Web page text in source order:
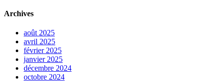
Archives
août 2025
avril 2025
février 2025
janvier 2025
décembre 2024
octobre 2024